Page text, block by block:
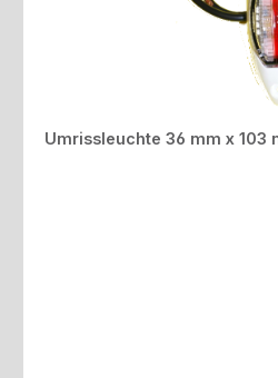
Umrissleuchte 36 mm x 103